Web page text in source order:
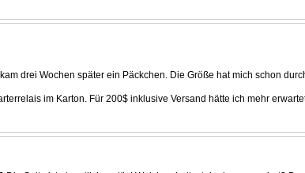
drei Wochen später ein Päckchen. Die Größe hat mich schon
im Karton. Für 200$ inklusive Versand hätte ich mehr